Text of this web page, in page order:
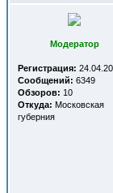
Модератор
Регистрация:
Сообщений: 6349
Обзоров: 10
Откуда: Московская
губерния